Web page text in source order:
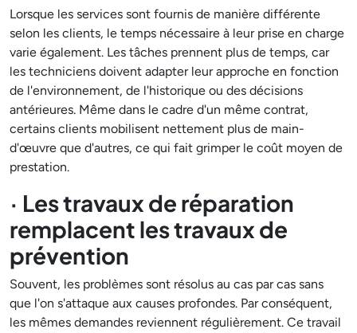
Lorsque les services sont fournis de manière différente
selon les clients, le temps nécessaire à leur prise en charge
varie également. Les tâches prennent plus de temps, car
les techniciens doivent adapter leur approche en fonction
de l'environnement, de l'historique ou des décisions
antérieures. Même dans le cadre d'un même contrat,
certains clients mobilisent nettement plus de main-
d'œuvre que d'autres, ce qui fait grimper le coût moyen de
prestation.
· Les travaux de réparation
remplacent les travaux de
prévention
Souvent, les problèmes sont résolus au cas par cas sans
que l'on s'attaque aux causes profondes. Par conséquent,
les mêmes demandes reviennent régulièrement. Ce travail